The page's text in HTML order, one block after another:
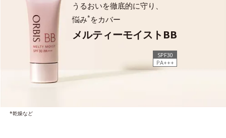
うるおいを徹底的に守り、
悩み* をカバー
メルティーモイストBB
SPF30
PA+++
*乾燥など